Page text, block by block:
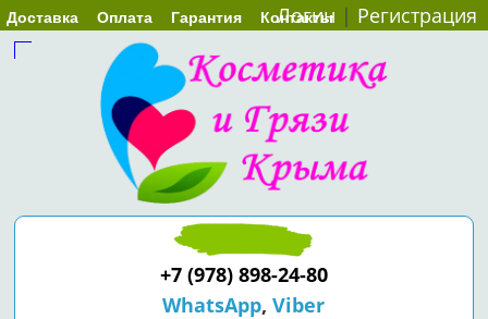
Доставка Оплата Гарантия Контакты
Логин | Регистрация
+7 (978) 898-24-80
WhatsApp,Viber